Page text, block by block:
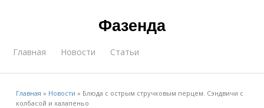
Фазенда
Главная Новости Статьи
Главная » Новости » Блюда с острым стручковым перцем. Сэндвичи с
колбасой и халапеньо